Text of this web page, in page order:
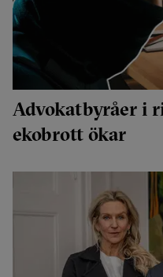
Advokatbyråer i
ekobrott ökar